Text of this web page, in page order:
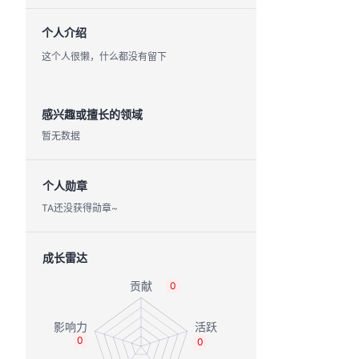
个人介绍
这个人很懒，什么都没有留下
感兴趣或擅长的领域
暂无数据
个人勋章
TA还没获得勋章~
成长雷达
0
0
0